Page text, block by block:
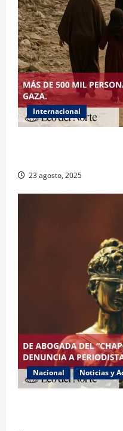
Internacional
23 agosto, 2025
Nacional Noticias y